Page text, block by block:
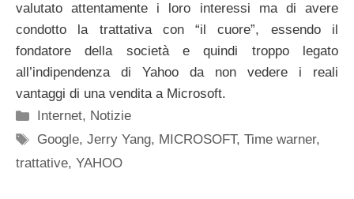
valutato attentamente i loro interessi ma di avere
condotto la trattativa con “il cuore”, essendo il
fondatore della società e quindi troppo legato
all’indipendenza di Yahoo da non vedere i reali
vantaggi di una vendita a Microsoft.
Categorie
Internet, Notizie
Tag
Google,Jerry Yang, MICROSOFT,Time warner,
trattative, YAHOO